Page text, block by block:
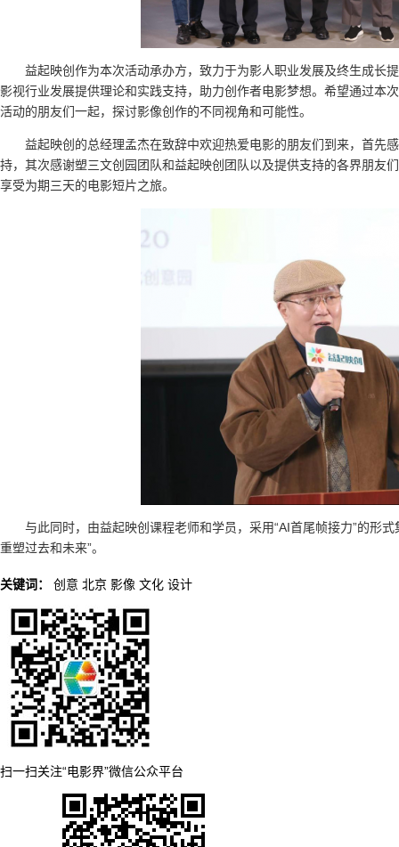
益起映创作为本次活动承办方，致力于为影人职业发展及终生成长
影视行业发展提供理论和实践支持，助力创作者电影梦想。希望通过本
活动的朋友们一起，探讨影像创作的不同视角和可能性。
益起映创的总经理孟杰在致辞中欢迎热爱电影的朋友们到来，首先
持，其次感谢塑三文创园团队和益起映创团队以及提供支持的各界朋友
享受为期三天的电影短片之旅。
与此同时，由益起映创课程老师和学员，采用“AI首尾帧接力”的形
重塑过去和未来”。
关键词： 创意 北京 影像 文化 设计
扫一扫关注“电影界”微信公众平台